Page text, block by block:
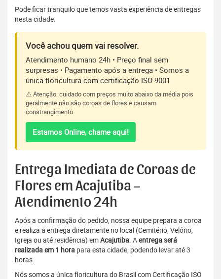
Pode ficar tranquilo que temos vasta experiência de entregas
nesta cidade.
Você achou quem vai resolver.
Atendimento humano 24h • Preço final sem
surpresas • Pagamento após a entrega • Somos a
única floricultura com certificação ISO 9001
⚠️ Atenção: cuidado com preços muito abaixo da média pois
geralmente não são coroas de flores e causam
constrangimento.
Estamos Online, chame aqui!
Entrega Imediata de Coroas de
Flores em Acajutiba –
Atendimento 24h
Após a confirmação do pedido, nossa equipe prepara a coroa
e realiza a entrega diretamente no local (Cemitério, Velório,
Igreja ou até residência) emAcajutiba. Aentrega será
realizada em 1 hora para esta cidade, podendo levar até 3
horas.
Nós somos a única floricultura do Brasil com Certificação ISO